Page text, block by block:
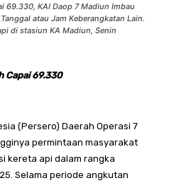
69.330, KAI Daop 7 Madiun Imbau
atau Jam Keberangkatan Lain.
di stasiun KA Madiun, Senin
Capai 69.330
(Persero) Daerah Operasi 7
permintaan masyarakat
kereta api dalam rangka
Selama periode angkutan